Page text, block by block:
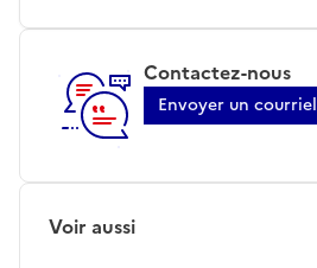
Contactez-nous
Envoyer un courriel
Voir aussi